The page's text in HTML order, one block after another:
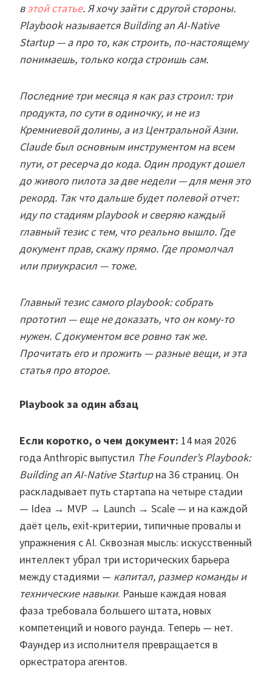
вэтой статье. Я хочу зайти с другой стороны.
Playbook называется Building an AI-Native
Startup — а про то, как строить, по-настоящему
понимаешь, только когда строишь сам.
Последние три месяца я как раз строил: три
продукта, по сути в одиночку, и не из
Кремниевой долины, а из Центральной Азии.
Claude был основным инструментом на всем
пути, от ресерча до кода. Один продукт дошел
до живого пилота за две недели — для меня это
рекорд. Так что дальше будет полевой отчет:
иду по стадиям playbook и сверяю каждый
главный тезис с тем, что реально вышло. Где
документ прав, скажу прямо. Где промолчал
или приукрасил — тоже.
Главный тезис самого playbook: собрать
прототип — еще не доказать, что он кому-то
нужен. С документом все ровно так же.
Прочитать его и прожить — разные вещи, и эта
статья про второе.
Playbook за один абзац
Если коротко, о чем документ: 14 мая 2026
года Anthropic выпустил The Founder’s Playbook:
Building an AI-Native Startupна 36 страниц. Он
раскладывает путь стартапа на четыре стадии
— Idea → MVP → Launch → Scale — и на каждой
даёт цель, exit-критерии, типичные провалы и
упражнения с AI. Сквозная мысль: искусственный
интеллект убрал три исторических барьера
между стадиями — капитал, размер команды и
технические навыки. Раньше каждая новая
фаза требовала большего штата, новых
компетенций и нового раунда. Теперь — нет.
Фаундер из исполнителя превращается в
оркестратора агентов.